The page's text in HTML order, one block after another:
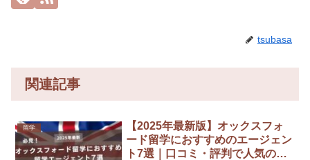
tsubasa
関連記事
留学
【2025年最新版】オックスフォ
ード留学におすすめのエージェン
ト7選｜口コミ・評判で人気のサ